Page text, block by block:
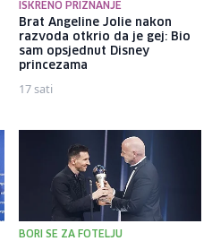
ISKRENO PRIZNANJE
Brat Angeline Jolie nakon
razvoda otkrio da je gej: Bio
sam opsjednut Disney
princezama
17 sati
BORI SE ZA FOTELJU